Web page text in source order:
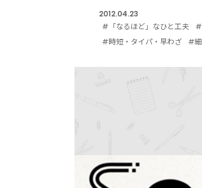
2012.04.23
#「なるほど」なひと工夫
#
#時短・タイパ・早わざ
#細